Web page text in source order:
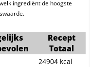
ingrediënt de hoogste
Recept
Totaal
24904 kcal